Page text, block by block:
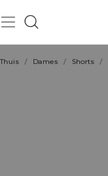
Thuis / Dames / Shorts /